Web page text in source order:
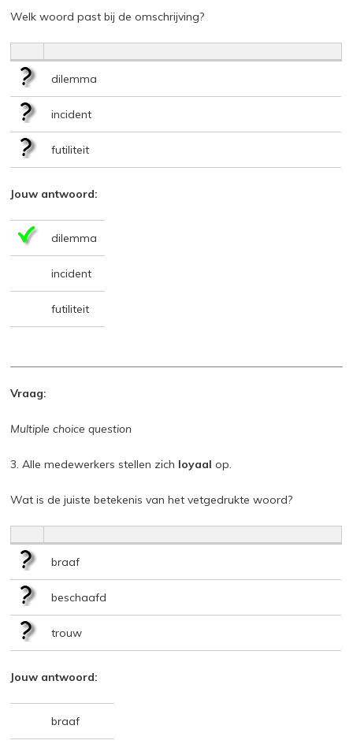
Welk woord past bij de omschrijving?
dilemma
incident
futiliteit
Jouw antwoord:
dilemma
incident
futiliteit
Vraag:
Multiple choice question
3. Alle medewerkers stellen zich loyaal op.
Wat is de juiste betekenis van het vetgedrukte woord?
braaf
beschaafd
trouw
Jouw antwoord:
braaf